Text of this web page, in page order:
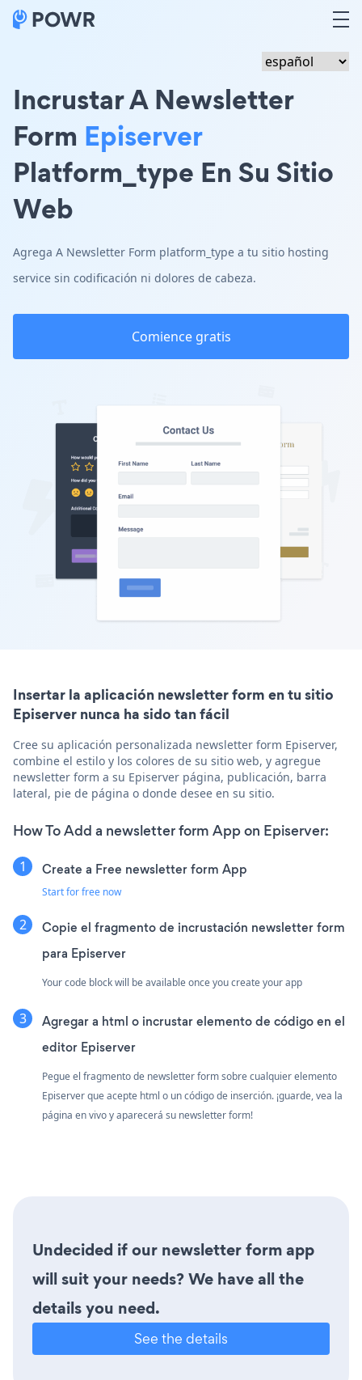
Incrustar A Newsletter
Form Episerver
Platform_type En Su Sitio
Web
Agrega A Newsletter Form platform_type a tu sitio hosting
service sin codificación ni dolores de cabeza.
Comience gratis
Insertar la aplicación newsletter form en tu sitio
Episerver nunca ha sido tan fácil
Cree su aplicación personalizada newsletter form Episerver,
combine el estilo y los colores de su sitio web, y agregue
newsletter form a su Episerver página, publicación, barra
lateral, pie de página o donde desee en su sitio.
How To Add a newsletter form App on Episerver:
Create a Free newsletter form App
Start for free now
Copie el fragmento de incrustación newsletter form
para Episerver
Your code block will be available once you create your app
Agregar a html o incrustar elemento de código en el
editor Episerver
Pegue el fragmento de newsletter form sobre cualquier elemento
Episerver que acepte html o un código de inserción. ¡guarde, vea la
página en vivo y aparecerá su newsletter form!
Undecided if our newsletter form app
will suit your needs? We have all the
details you need.
See the details